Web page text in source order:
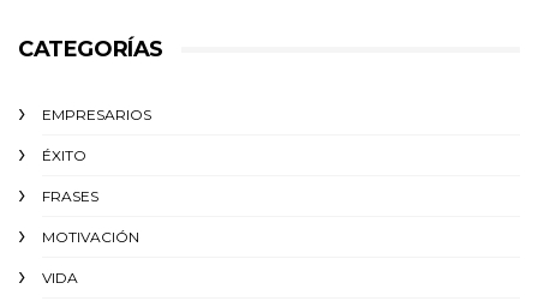
CATEGORÍAS
EMPRESARIOS
ÉXITO‬
FRASES
MOTIVACIÓN
VIDA